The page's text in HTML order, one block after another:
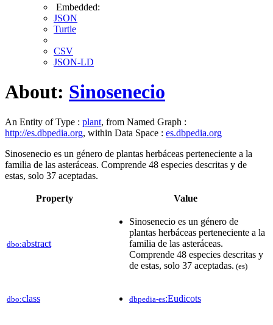
Embedded:
JSON
Turtle
CSV
JSON-LD
About: Sinosenecio
An Entity of Type : plant, from Named Graph :
http://es.dbpedia.org, within Data Space : es.dbpedia.org
Sinosenecio es un género de plantas herbáceas perteneciente a la
familia de las asteráceas. Comprende 48 especies descritas y de
estas, solo 37 aceptadas.​​
Property Value
dbo:abstract
Sinosenecio es un género de
plantas herbáceas perteneciente a la
familia de las asteráceas.
Comprende 48 especies descritas y
de estas, solo 37 aceptadas.​​ (es)
dbo:class dbpedia-es:Eudicots